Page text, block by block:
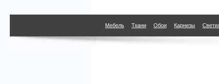
Мебель Ткани Обои Карнизы